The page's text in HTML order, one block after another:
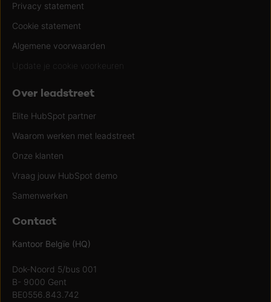
Privacy statement
Cookie statement
Algemene voorwaarden
Update je cookie voorkeuren
Over leadstreet
Elite HubSpot partner
Waarom werken met leadstreet
Onze klanten
Vraag jouw HubSpot demo
Samenwerken
Contact
Kantoor Belgïe (HQ)
Dok-Noord 5/bus 001
B- 9000 Gent
BE0556.843.742